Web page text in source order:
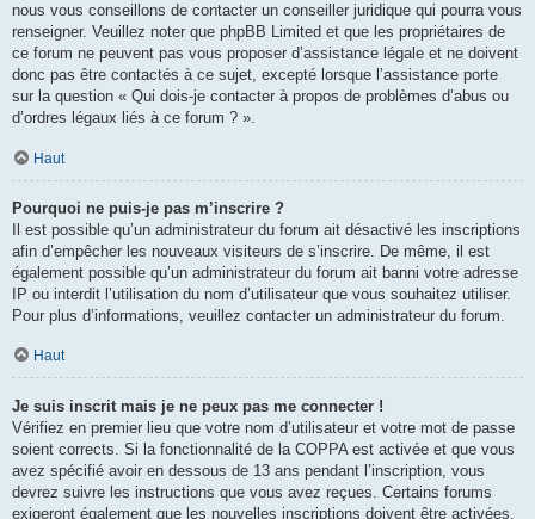
nous vous conseillons de contacter un conseiller juridique qui pourra vous
renseigner. Veuillez noter que phpBB Limited et que les propriétaires de
ce forum ne peuvent pas vous proposer d’assistance légale et ne doivent
donc pas être contactés à ce sujet, excepté lorsque l’assistance porte
sur la question « Qui dois-je contacter à propos de problèmes d’abus ou
d’ordres légaux liés à ce forum ? ».
Haut
Pourquoi ne puis-je pas m’inscrire ?
Il est possible qu’un administrateur du forum ait désactivé les inscriptions
afin d’empêcher les nouveaux visiteurs de s’inscrire. De même, il est
également possible qu’un administrateur du forum ait banni votre adresse
IP ou interdit l’utilisation du nom d’utilisateur que vous souhaitez utiliser.
Pour plus d’informations, veuillez contacter un administrateur du forum.
Haut
Je suis inscrit mais je ne peux pas me connecter !
Vérifiez en premier lieu que votre nom d’utilisateur et votre mot de passe
soient corrects. Si la fonctionnalité de la COPPA est activée et que vous
avez spécifié avoir en dessous de 13 ans pendant l’inscription, vous
devrez suivre les instructions que vous avez reçues. Certains forums
exigeront également que les nouvelles inscriptions doivent être activées,